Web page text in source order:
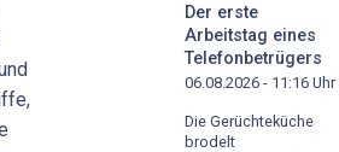
Der erste
Arbeitstag eines
Telefonbetrügers
06.08.2026 - 11:16 Uhr
Die Gerüchteküche
brodelt